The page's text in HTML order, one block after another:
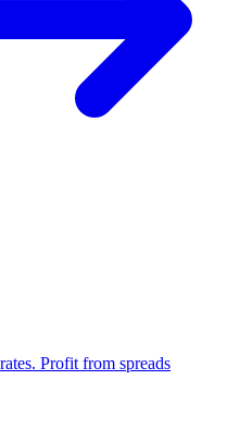
Profit from spreads